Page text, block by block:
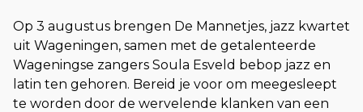
Op 3 augustus brengen De Mannetjes, jazz kwartet
uit Wageningen, samen met de getalenteerde
Wageningse zangers Soula Esveld bebop jazz en
latin ten gehoren. Bereid je voor om meegesleept
te worden door de wervelende klanken van een